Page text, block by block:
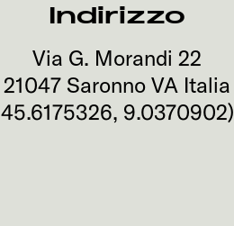
Indirizzo
Via G. Morandi 22
21047 Saronno VA Italia
45.6175326, 9.0370902)